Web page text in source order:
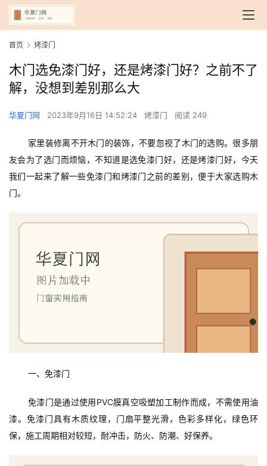
首页 烤漆门
木门选免漆门好，还是烤漆门好？之前不了
解，没想到差别那么大
华夏门网 2023年9月16日 14:52:24 烤漆门 阅读 249
家里装修离不开木门的装饰，不要忽视了木门的选购。很多朋
友会为了选门而烦恼，不知道是选免漆门好，还是烤漆门好，今天
我们一起来了解一些免漆门和烤漆门之前的差别，便于大家选购木
门。
一、免漆门
免漆门是通过使用PVC膜真空吸塑加工制作而成，不需使用油
漆。免漆门具有木质纹理，门扇平整光滑，色彩多样化，绿色环
保，施工周期相对较短，耐冲击，防火、防潮、好保养。